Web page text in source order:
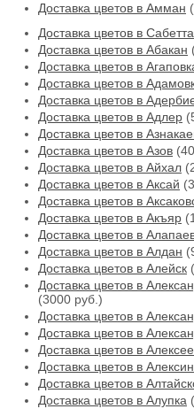
Доставка цветов в Амман
Доставка цветов в Cабетта
Доставка цветов в Абакан
Доставка цветов в
Доставка цветов в
Доставка цветов в
Доставка цветов в Адлер
Доставка цветов в
Доставка цветов в Азов
Доставка цветов в Айхал
Доставка цветов в Аксай
Доставка цветов в
Доставка цветов в Акъяр
Доставка цветов в
Доставка цветов в Алдан
Доставка цветов в Алейск
Доставка цветов в
(3000 руб.)
Доставка цветов в
Доставка цветов в
Доставка цветов в
Доставка цветов в Алексин
Доставка цветов в
Доставка цветов в Алупка